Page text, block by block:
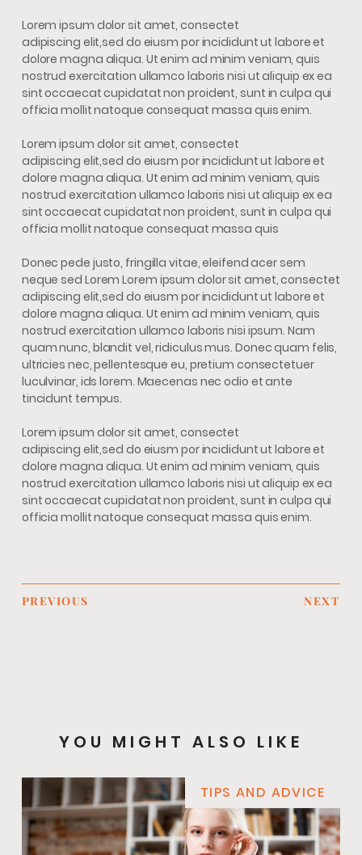
Lorem ipsum dolor sit amet, consectet
adipiscing elit,sed do eiusm por incididunt ut labore et
dolore magna aliqua. Ut enim ad minim veniam, quis
nostrud exercitation ullamco laboris nisi ut aliquip ex ea
sint occaecat cupidatat non proident, sunt in culpa qui
officia mollit natoque consequat massa quis enim.
Lorem ipsum dolor sit amet, consectet
adipiscing elit,sed do eiusm por incididunt ut labore et
dolore magna aliqua. Ut enim ad minim veniam, quis
nostrud exercitation ullamco laboris nisi ut aliquip ex ea
sint occaecat cupidatat non proident, sunt in culpa qui
officia mollit natoque consequat massa quis
Donec pede justo, fringilla vitae, eleifend acer sem
neque sed Lorem Lorem ipsum dolor sit amet, consectet
adipiscing elit,sed do eiusm por incididunt ut labore et
dolore magna aliqua. Ut enim ad minim veniam, quis
nostrud exercitation ullamco laboris nisi ipsum. Nam
quam nunc, blandit vel, ridiculus mus. Donec quam felis,
ultricies nec, pellentesque eu, pretium consectetuer
luculvinar, ids lorem. Maecenas nec odio et ante
tincidunt tempus.
Lorem ipsum dolor sit amet, consectet
adipiscing elit,sed do eiusm por incididunt ut labore et
dolore magna aliqua. Ut enim ad minim veniam, quis
nostrud exercitation ullamco laboris nisi ut aliquip ex ea
sint occaecat cupidatat non proident, sunt in culpa qui
officia mollit natoque consequat massa quis enim.
PREVIOUS NEXT
YOU MIGHT ALSO LIKE
TIPS AND ADVICE